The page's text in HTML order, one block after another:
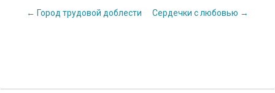
Post
← Город трудовой доблести Сердечки с любовью →